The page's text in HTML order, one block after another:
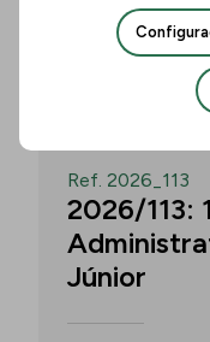
Ref. 2026_113
2026/113:
Júnior